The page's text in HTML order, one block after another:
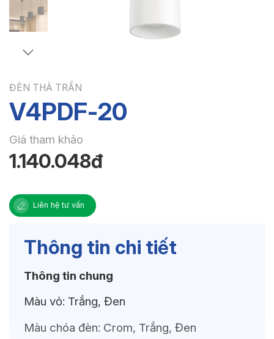
ĐÈN THẢ TRẦN
V4PDF-20
Giá tham khảo
1.140.048đ
Liên hệ tư vấn
Thông tin chi tiết
Thông tin chung
Màu vỏ: Trắng, Đen
Màu chóa đèn: Crom, Trắng, Đen